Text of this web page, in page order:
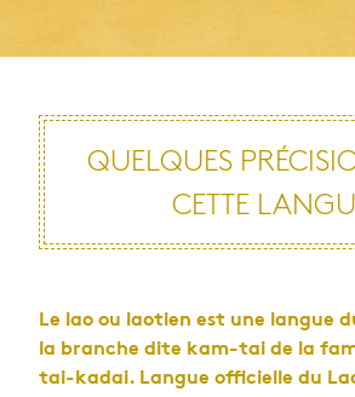
QUELQUES
CETTE
Le lao ou laotien est une langue
la branche dite kam-tai de la
tai-kadai. Langue officielle du